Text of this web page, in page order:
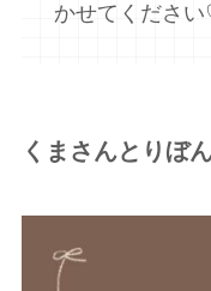
かせてくださ
くまさんとりぼ